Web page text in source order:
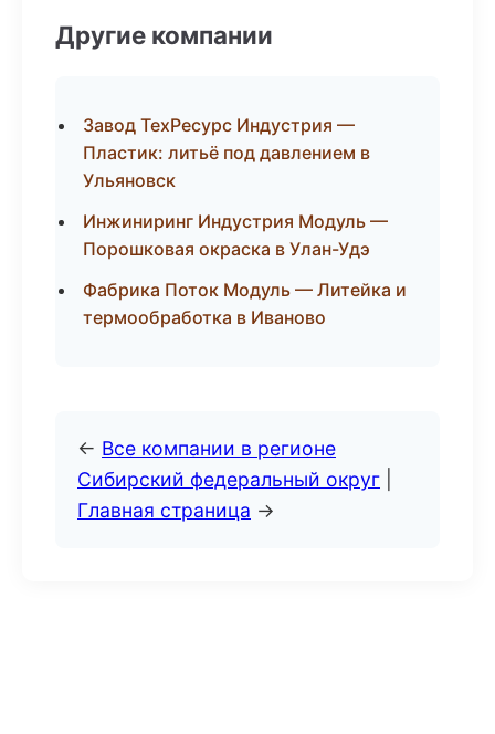
Другие компании
Завод ТехРесурс Индустрия —
Пластик: литьё под давлением в
Ульяновск
Инжиниринг Индустрия Модуль —
Порошковая окраска в Улан-Удэ
Фабрика Поток Модуль — Литейка и
термообработка в Иваново
← Все компании в регионе
Сибирский федеральный округ
Главная страница →